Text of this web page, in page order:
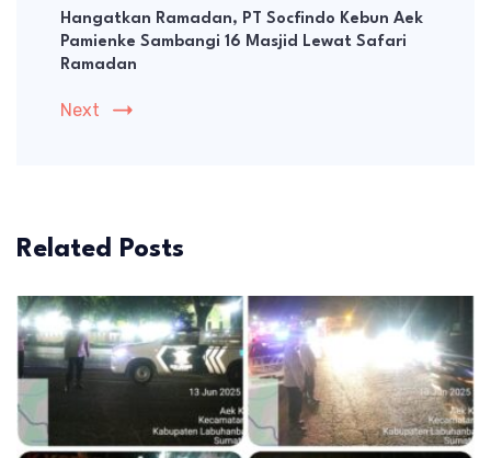
Hangatkan Ramadan, PT Socfindo Kebun Aek
Pamienke Sambangi 16 Masjid Lewat Safari
Ramadan
Next
Related Posts